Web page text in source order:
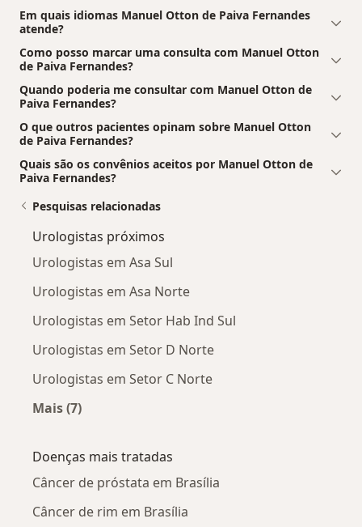
Em quais idiomas Manuel Otton de Paiva Fernandes
atende?
Como posso marcar uma consulta com Manuel Otton
de Paiva Fernandes?
Quando poderia me consultar com Manuel Otton de
Paiva Fernandes?
O que outros pacientes opinam sobre Manuel Otton
de Paiva Fernandes?
Quais são os convênios aceitos por Manuel Otton de
Paiva Fernandes?
Pesquisas relacionadas
Urologistas próximos
Urologistas em Asa Sul
Urologistas em Asa Norte
Urologistas em Setor Hab Ind Sul
Urologistas em Setor D Norte
Urologistas em Setor C Norte
Mais (7)
Doenças mais tratadas
Câncer de próstata em Brasília
Câncer de rim em Brasília